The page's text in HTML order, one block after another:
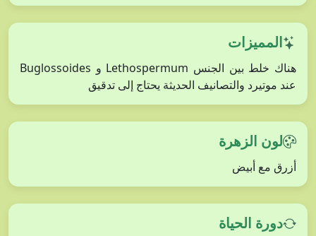
المميزات
هناك خلط بين الجنس Lethospermum و Buglossoides
عند موتيرد والتصانيف الحديثة يحتاج إلى تدقيق
لون الزهرة
أزرق مع أبيض
دورة الحياة